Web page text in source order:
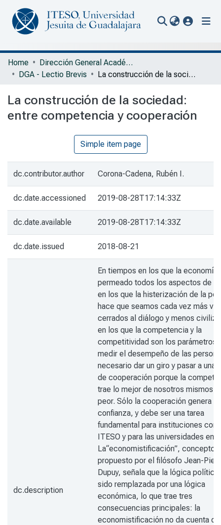
Communities & Collections
All of Repository
Statistics
Portal Biblioteca
Home
Dirección General Académica
DGA - Lectio Brevis
La construcción de la sociedad: entre competencia y cooperación
La construcción de la sociedad:
entre competencia y cooperación
Simple item page
dc.contributor.author Corona-Cadena, Rubén I.
dc.date.accessioned 2019-08-28T17:14:33Z
dc.date.available 2019-08-28T17:14:33Z
dc.date.issued 2018-08-21
dc.description
En tiempos en los que la economía
permeado todos los aspectos de la
en los que la histerización de la
hace que seamos cada vez más
cerrados al diálogo y menos
en los que la competencia y la
competitividad son los parámetros
medir el desempeño de las
necesario dar un giro y pasar a una
de cooperación porque la
trae lo mejor de nosotros mismos,
peor. Sólo la cooperación genera
confianza, y debe ser una tarea
fundamental para instituciones
ITESO y para las universidades en
La“economistificación”, concepto
propuesto por el filósofo Jean-
Dupuy, señala que la lógica política
sido remplazada por una lógica
económica, lo que trae tres
consecuencias principales: la
economistificación no da cuenta